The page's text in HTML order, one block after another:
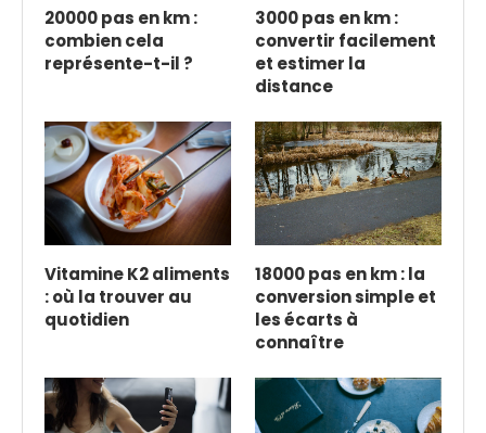
20000 pas en km :
combien cela
représente-t-il ?
3000 pas en km :
convertir facilement
et estimer la
distance
Vitamine K2 aliments
: où la trouver au
quotidien
18000 pas en km : la
conversion simple et
les écarts à
connaître